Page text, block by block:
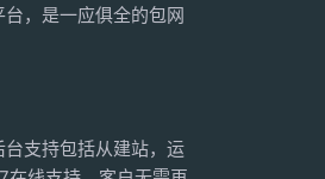
，是一应俱全的包网
支持包括从建站，运